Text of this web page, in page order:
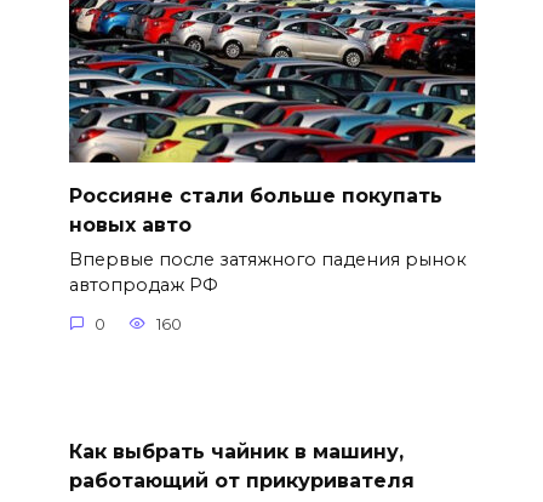
Россияне стали больше покупать
новых авто
Впервые после затяжного падения рынок
автопродаж РФ
0 160
Как выбрать чайник в машину,
работающий от прикуривателя